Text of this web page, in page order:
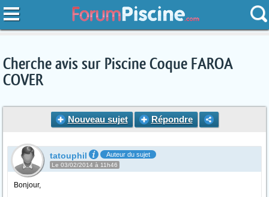
Cherche avis sur Piscine Coque FAROA
COVER
Nouveau sujet Répondre
tatouphil Auteur du sujet
Le 03/02/2014 à 11h46
Bonjour,